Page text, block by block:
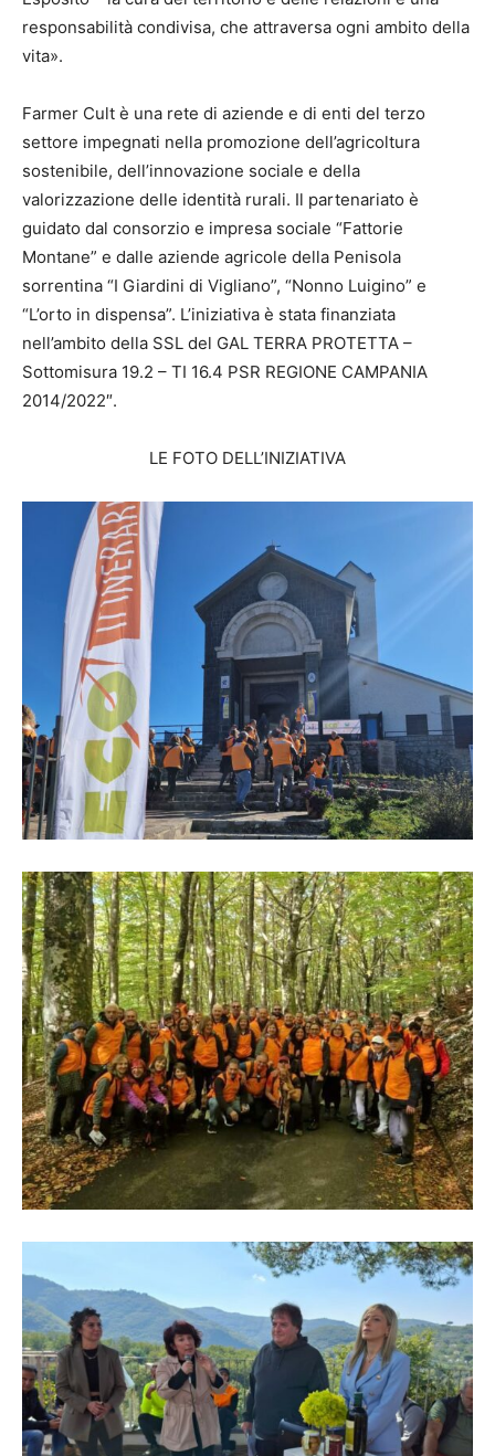
responsabilità condivisa, che attraversa ogni ambito della
vita».
Farmer Cult è una rete di aziende e di enti del terzo
settore impegnati nella promozione dell’agricoltura
sostenibile, dell’innovazione sociale e della
valorizzazione delle identità rurali. Il partenariato è
guidato dal consorzio e impresa sociale “Fattorie
Montane” e dalle aziende agricole della Penisola
sorrentina “I Giardini di Vigliano”, “Nonno Luigino” e
“L’orto in dispensa”. L’iniziativa è stata finanziata
nell’ambito della SSL del GAL TERRA PROTETTA –
Sottomisura 19.2 – TI 16.4 PSR REGIONE CAMPANIA
2014/2022″.
LE FOTO DELL’INIZIATIVA